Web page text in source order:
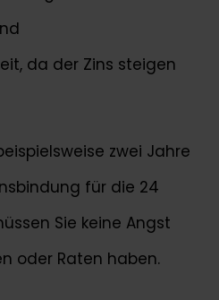
da der Zins steigen
zwei Jahre
für die 24
Sie keine Angst
oder Raten haben.